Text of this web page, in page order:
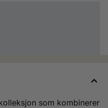
som kombinerer